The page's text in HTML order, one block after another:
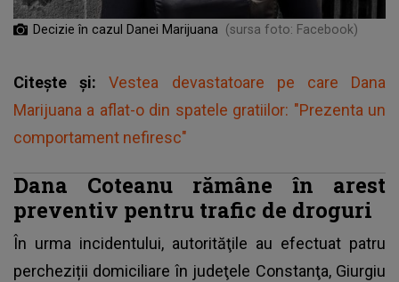
Decizie în cazul Danei Marijuana (sursa foto: Facebook)
Citește și:Vestea devastatoare pe care Dana
Marijuana a aflat-o din spatele gratiilor: "Prezenta un
comportament nefiresc"
Dana Coteanu rămâne în arest
preventiv pentru trafic de droguri
În urma incidentului, autorităţile au efectuat patru
percheziții domiciliare în judeţele Constanţa, Giurgiu